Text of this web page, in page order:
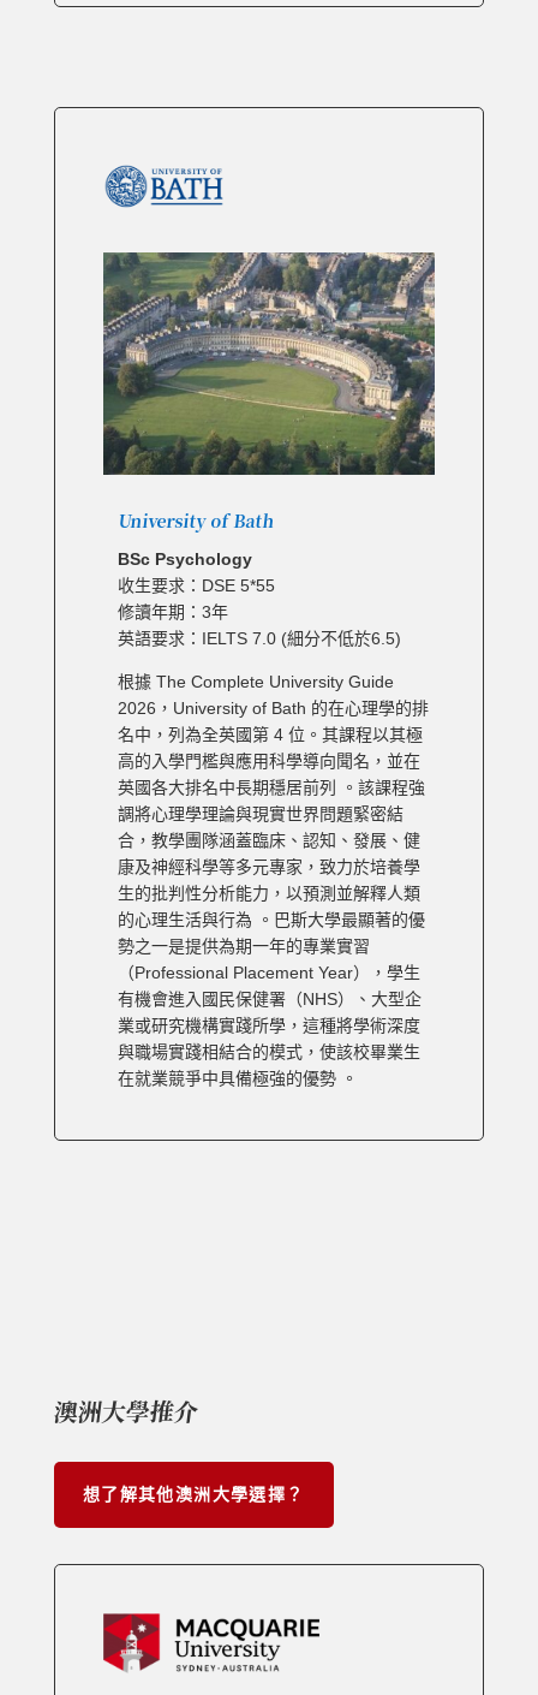
University of Bath
BSc Psychology
收生要求：DSE 5*55
修讀年期：3年
英語要求：IELTS 7.0 (細分不低於6.5)
根據 The Complete University Guide
2026，University of Bath 的在心理學的排
名中，列為全英國第 4 位。其課程以其極
高的入學門檻與應用科學導向聞名，並在
英國各大排名中長期穩居前列 。該課程強
調將心理學理論與現實世界問題緊密結
合，教學團隊涵蓋臨床、認知、發展、健
康及神經科學等多元專家，致力於培養學
生的批判性分析能力，以預測並解釋人類
的心理生活與行為 。巴斯大學最顯著的優
勢之一是提供為期一年的專業實習
（Professional Placement Year），學生
有機會進入國民保健署（NHS）、大型企
業或研究機構實踐所學，這種將學術深度
與職場實踐相結合的模式，使該校畢業生
在就業競爭中具備極強的優勢 。
澳洲大學推介
想了解其他澳洲大學選擇？